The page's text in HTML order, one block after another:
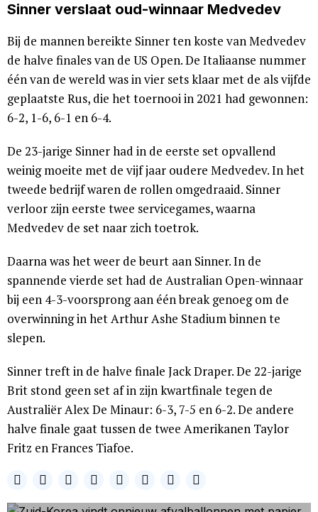
Sinner verslaat oud-winnaar Medvedev
Bij de mannen bereikte Sinner ten koste van Medvedev
de halve finales van de US Open. De Italiaanse nummer
één van de wereld was in vier sets klaar met de als vijfde
geplaatste Rus, die het toernooi in 2021 had gewonnen:
6-2, 1-6, 6-1 en 6-4.
De 23-jarige Sinner had in de eerste set opvallend
weinig moeite met de vijf jaar oudere Medvedev. In het
tweede bedrijf waren de rollen omgedraaid. Sinner
verloor zijn eerste twee servicegames, waarna
Medvedev de set naar zich toetrok.
Daarna was het weer de beurt aan Sinner. In de
spannende vierde set had de Australian Open-winnaar
bij een 4-3-voorsprong aan één break genoeg om de
overwinning in het Arthur Ashe Stadium binnen te
slepen.
Sinner treft in de halve finale Jack Draper. De 22-jarige
Brit stond geen set af in zijn kwartfinale tegen de
Australiër Alex De Minaur: 6-3, 7-5 en 6-2. De andere
halve finale gaat tussen de twee Amerikanen Taylor
Fritz en Frances Tiafoe.